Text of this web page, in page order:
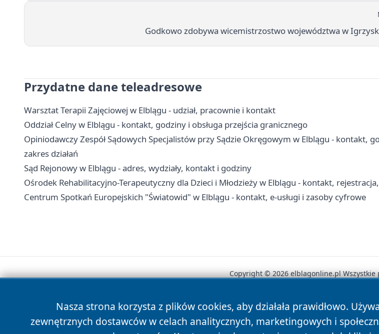
Godkowo zdobywa wicemistrzostwo województwa w
Przydatne dane teleadresowe
Warsztat Terapii Zajęciowej w Elblągu - udział, pracownie i kontakt
Oddział Celny w Elblągu - kontakt, godziny i obsługa przejścia granicznego
Opiniodawczy Zespół Sądowych Specjalistów przy Sądzie Okręgowym w Elblągu - kontakt,
zakres działań
Sąd Rejonowy w Elblągu - adres, wydziały, kontakt i godziny
Ośrodek Rehabilitacyjno-Terapeutyczny dla Dzieci i Młodzieży w Elblągu - kontakt,
Centrum Spotkań Europejskich "Światowid" w Elblągu - kontakt, e-usługi i zasoby cyfrowe
Nasza strona korzysta z plików cookies, aby działała prawidłowo.
zewnętrznych dostawców w celach analitycznych, marketingowych i
Copyright © 2026 elblagonline.pl Wszystkie
News Autorzy Polityka Prywatności